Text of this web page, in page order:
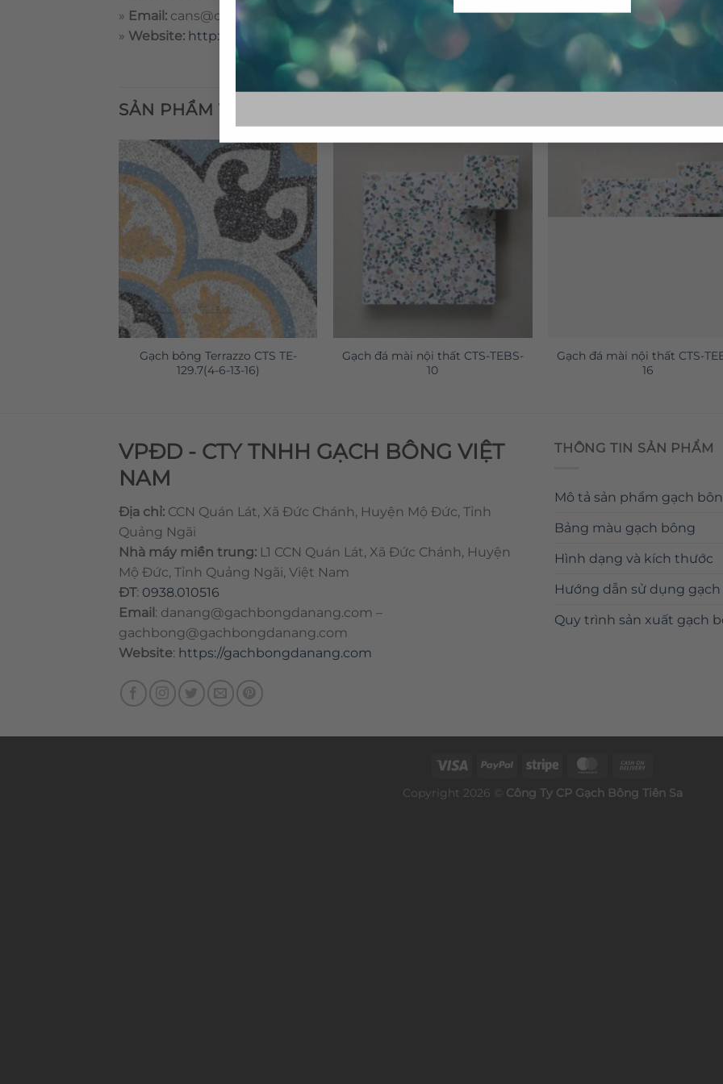
» Email: cans@cementtile.vn
» Website: http://cementtile.vn
SẢN PHẨM TƯƠNG TỰ
Gạch bông Terrazzo CTS TE-
129.7(4-6-13-16)
Gạch đá mài nội thất CTS-TEBS-
10
Gạch đá mài nội thất CTS-
16
VPĐD - CTY TNHH GẠCH BÔNG VIỆT
NAM
Địa chỉ: CCN Quán Lát, Xã Đức Chánh, Huyện Mộ Đức, Tỉnh
Quảng Ngãi
Nhà máy miền trung: L1 CCN Quán Lát, Xã Đức Chánh, Huyện
Mộ Đức, Tỉnh Quảng Ngãi, Việt Nam
ĐT: 0938.010516
Email : danang@gachbongdanang.com –
gachbong@gachbongdanang.com
Website: https://gachbongdanang.com
THÔNG TIN SẢN PHẨM
Mô tả sản phẩm gạch
Bảng màu gạch bông
Hình dạng và kích thước
Hướng dẫn sử dụng
Quy trình sản xuất gạch
Copyright 2026 © Công Ty CP Gạch Bông Tiên Sa